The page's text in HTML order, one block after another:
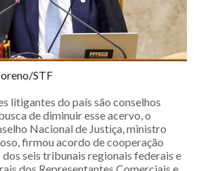
STF
litigantes do país são conselhos
de diminuir esse acervo, o
Nacional de Justiça, ministro
firmou acordo de cooperação
seis tribunais regionais federais e
dos Representantes Comerciais e